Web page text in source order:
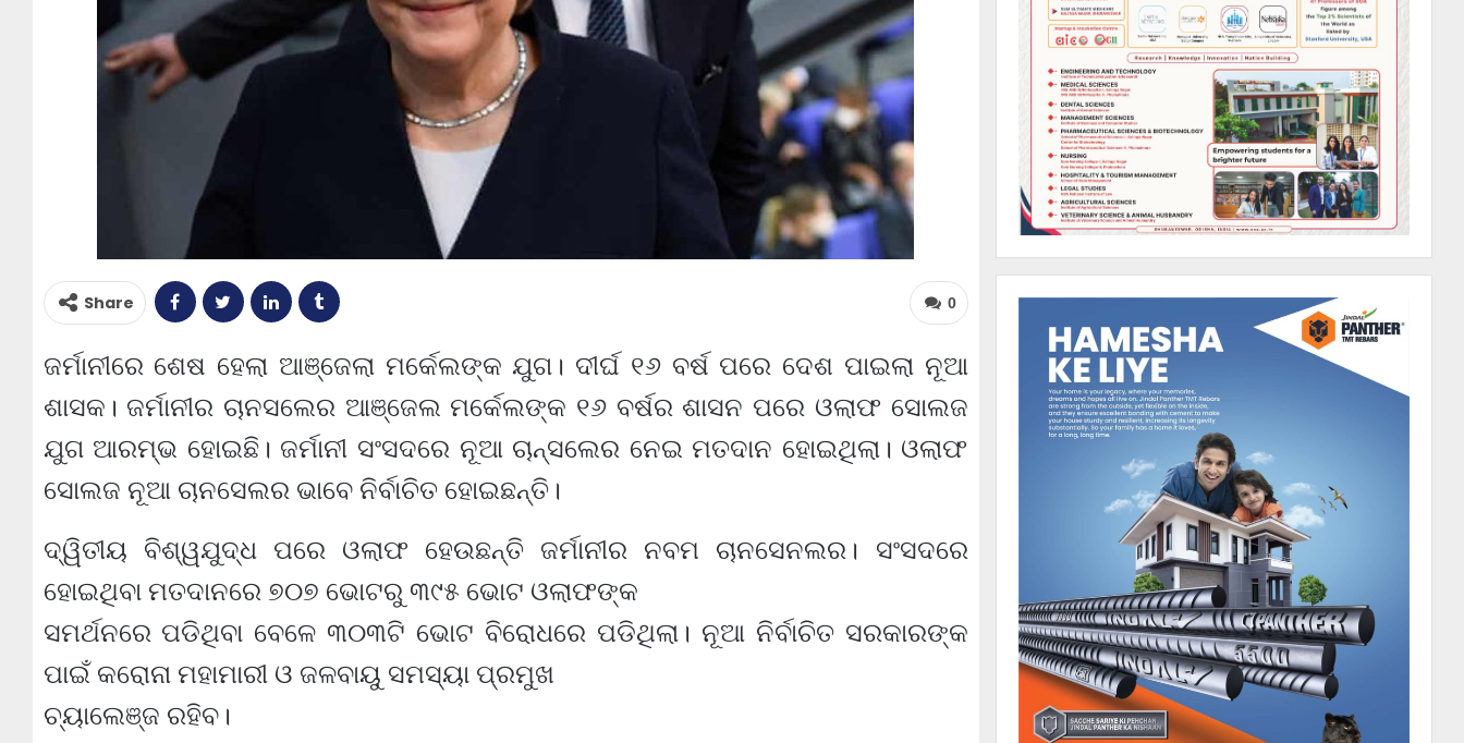
0
Share
ଜର୍ମାନୀରେ ଶେଷ ହେଲା ଆଞ୍ଜେଲା ମର୍କେଲଙ୍କ ଯୁଗ। ଦୀର୍ଘ ୧୬ ବର୍ଷ ପରେ ଦେଶ ପାଇଲା ନୂଆ
ଶାସକ। ଜର୍ମାନୀର ଚାନସଲେର ଆଞ୍ଜେଲ ମର୍କେଲଙ୍କ ୧୬ ବର୍ଷର ଶାସନ ପରେ ଓଲାଫ ସୋଲଜ
ଯୁଗ ଆରମ୍ଭ ହୋଇଛି। ଜର୍ମାନୀ ସଂସଦରେ ନୂଆ ଚାନ୍ସଲେର ନେଇ ମତଦାନ ହୋଇଥିଲା। ଓଲାଫ
ସୋଲଜ ନୂଆ ଚାନସେଲର ଭାବେ ନିର୍ବାଚିତ ହୋଇଛନ୍ତି।
ଦ୍ୱିତୀୟ ବିଶ୍ୱଯୁଦ୍ଧ ପରେ ଓଲାଫ ହେଉଛନ୍ତି ଜର୍ମାନୀର ନବମ ଚାନସେନଲର। ସଂସଦରେ
ହୋଇଥିବା ମତଦାନରେ ୭୦୭ ଭୋଟରୁ ୩୯୫ ଭୋଟ ଓଲାଫଙ୍କ
ସମର୍ଥନରେ ପଡିଥିବା ବେଳେ ୩୦୩ଟି ଭୋଟ ବିରୋଧରେ ପଡିଥିଲା। ନୂଆ ନିର୍ବାଚିତ ସରକାରଙ୍କ
ପାଇଁ କରୋନା ମହାମାରୀ ଓ ଜଳବାୟୁ ସମସ୍ୟା ପ୍ରମୁଖ
ଚ୍ୟାଲେଞ୍ଜ ରହିବ।